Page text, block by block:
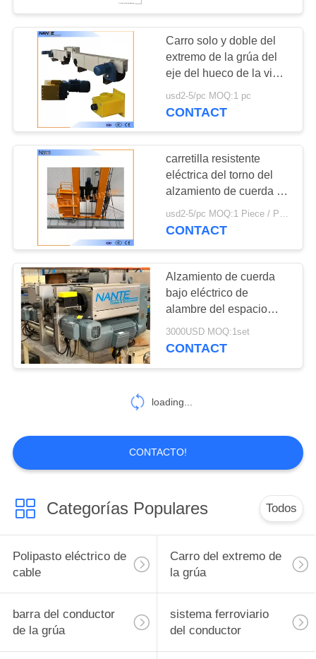
Carro solo y doble del
extremo de la grúa del
eje del hueco de la viga
en 0,25 kilovatios del
poder del motor por la
usd2-5/pc MOQ:1 pc
CONTACT
carretilla resistente
eléctrica del torno del
alzamiento de cuerda de
alambre del carril dual
de 10 toneladas/50
usd2-5/pc MOQ:1 Piece / Pieces
CONTACT
Alzamiento de cuerda
bajo eléctrico de
alambre del espacio
libre, alzamiento de la
grúa de arriba con la alta
3000USD MOQ:1set
CONTACT
loading...
CONTACTO!
Categorías Populares Todos
Polipasto eléctrico de
cable
Carro del extremo de
la grúa
barra del conductor
de la grúa
sistema ferroviario
del conductor